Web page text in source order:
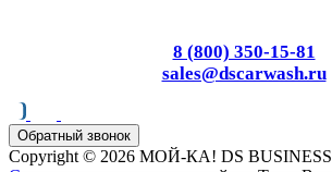
8 (800) 350-15-81
sales@dscarwash.ru
Обратный звонок
Copyright © 2026 МОЙ-КА! DS BUSINESS